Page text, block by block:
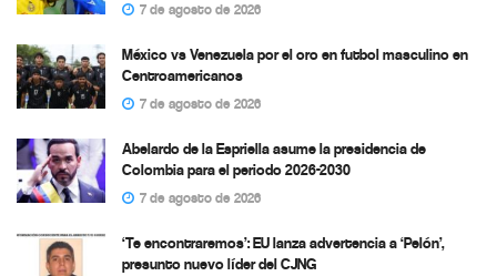
7 de agosto de 2026
México vs Venezuela por el oro en futbol masculino en
Centroamericanos
7 de agosto de 2026
Abelardo de la Espriella asume la presidencia de
Colombia para el periodo 2026-2030
7 de agosto de 2026
‘Te encontraremos’: EU lanza advertencia a ‘Pelón’,
presunto nuevo líder del CJNG